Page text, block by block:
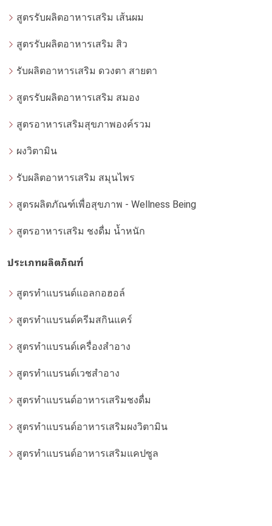
สูตรรับผลิตอาหารเสริม เส้นผม
สูตรรับผลิตอาหารเสริม สิว
รับผลิตอาหารเสริม ดวงตา สายตา
สูตรรับผลิตอาหารเสริม สมอง
สูตรอาหารเสริมสุขภาพองค์รวม
ผงวิตามิน
รับผลิตอาหารเสริม สมุนไพร
สูตรผลิตภัณฑ์เพื่อสุขภาพ - Wellness Being
สูตรอาหารเสริม ชงดื่ม น้ำหนัก
ประเภทผลิตภัณฑ์
สูตรทำแบรนด์แอลกอฮอล์
สูตรทำแบรนด์ครีมสกินแคร์
สูตรทำแบรนด์เครื่องสำอาง
สูตรทำแบรนด์เวชสำอาง
สูตรทำแบรนด์อาหารเสริมชงดื่ม
สูตรทำแบรนด์อาหารเสริมผงวิตามิน
สูตรทำแบรนด์อาหารเสริมแคปซูล